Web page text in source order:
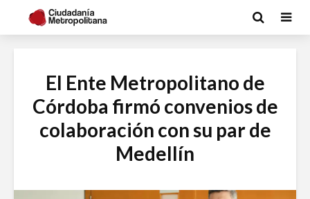
El Ente Metropolitano de
Córdoba firmó convenios de
colaboración con su par de
Medellín